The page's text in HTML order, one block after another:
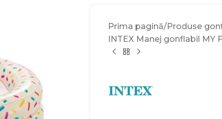
Prima pagină Produse
INTEX Manej gonflabil MY